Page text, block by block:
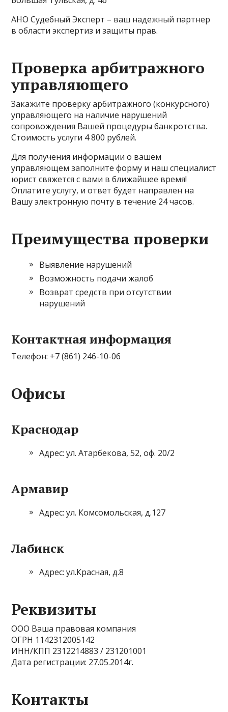
АНО Судебный Эксперт – ваш надежный партнер
в области экспертиз и защиты прав.
Проверка арбитражного
управляющего
Закажите проверку арбитражного (конкурсного)
управляющего на наличие нарушений
сопровождения Вашей процедуры банкротства.
Стоимость услуги 4 800 рублей.
Для получения информации о вашем
управляющем заполните форму и наш специалист
юрист свяжется с вами в ближайшее время!
Оплатите услугу, и ответ будет направлен на
Вашу электронную почту в течение 24 часов.
Преимущества проверки
Выявление нарушений
Возможность подачи жалоб
Возврат средств при отсутствии
нарушений
Контактная информация
Телефон: +7 (861) 246-10-06
Офисы
Краснодар
Адрес: ул. Атарбекова, 52, оф. 20/2
Армавир
Адрес: ул. Комсомольская, д.127
Лабинск
Адрес: ул.Красная, д.8
Реквизиты
ООО Ваша правовая компания
ОГРН 1142312005142
ИНН/КПП 2312214883 / 231201001
Дата регистрации: 27.05.2014г.
Контакты